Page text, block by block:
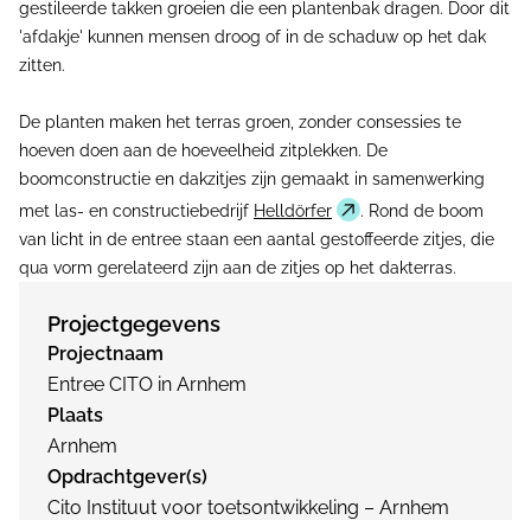
gestileerde takken groeien die een plantenbak dragen. Door dit
'afdakje' kunnen mensen droog of in de schaduw op het dak
zitten.
De planten maken het terras groen, zonder consessies te
hoeven doen aan de hoeveelheid zitplekken. De
boomconstructie en dakzitjes zijn gemaakt in samenwerking
met las- en constructiebedrijf Helldörfer
. Rond de boom
van licht in de entree staan een aantal gestoffeerde zitjes, die
qua vorm gerelateerd zijn aan de zitjes op het dakterras.
Projectgegevens
Projectnaam
Entree CITO in Arnhem
Plaats
Arnhem
Opdrachtgever(s)
Cito Instituut voor toetsontwikkeling – Arnhem